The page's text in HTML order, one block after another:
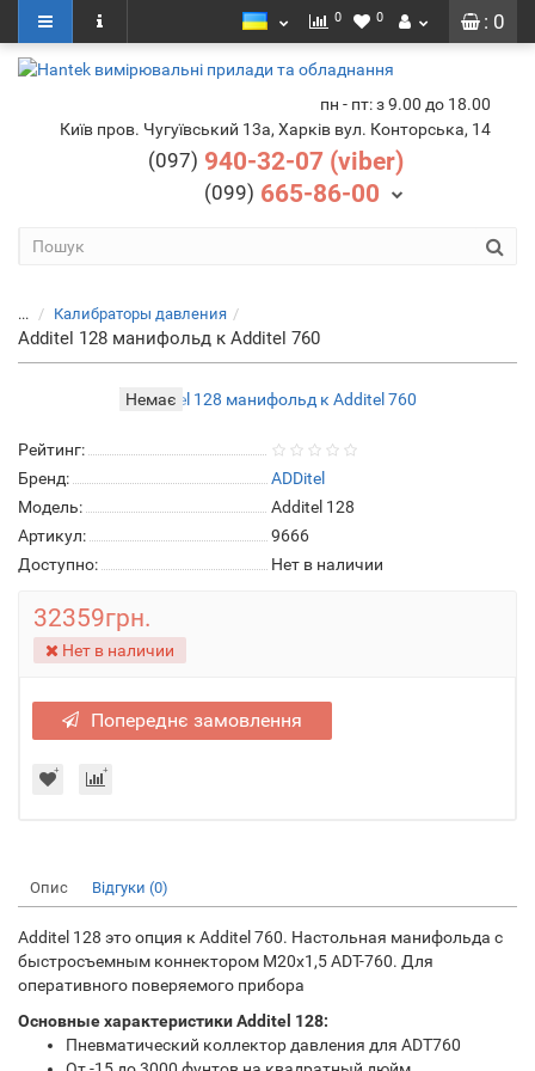
: 0
0 0
пн - пт: з 9.00 до 18.00
Київ пров. Чугуївський 13а, Харків вул. Конторська, 14
(097) 940-32-07 (viber)
(099) 665-86-00
... Калибраторы давления
Additel 128 манифольд к Additel 760
Немає
Рейтинг:
Бренд:
ADDitel
Модель:
Additel 128
Артикул:
9666
Доступно:
Нет в наличии
32359грн.
Нет в наличии
Попереднє замовлення
Опис Відгуки (0)
Additel 128 это опция к Additel 760. Настольная манифольда с
быстросъемным коннектором M20x1,5 ADT-760. Для
оперативного поверяемого прибора
Основные характеристики Additel 128:
Пневматический коллектор давления для ADT760